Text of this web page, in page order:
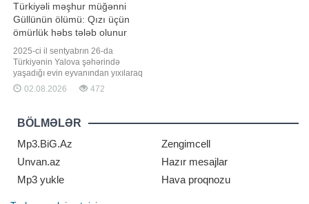
Türkiyəli məşhur müğənni
Güllünün ölümü: Qızı üçün
ömürlük həbs tələb olunur
2025-ci il sentyabrın 26-da
Türkiyənin Yalova şəhərində
yaşadığı evin eyvanından yıxılaraq
həyatını itirən tanınmış müğənni
Güllünün ölümü ilə bağlı aparılan
bu barədə "Haber Global" telekanalı
məlumat yayıb. Bildirilib ki, Yalova
Baş Prokurorluğu tərəfində
02.08.2026 472
BÖLMƏLƏR
Mp3.BiG.Az
Zengimcell
Unvan.az
Hazır mesajlar
Mp3 yukle
Hava proqnozu